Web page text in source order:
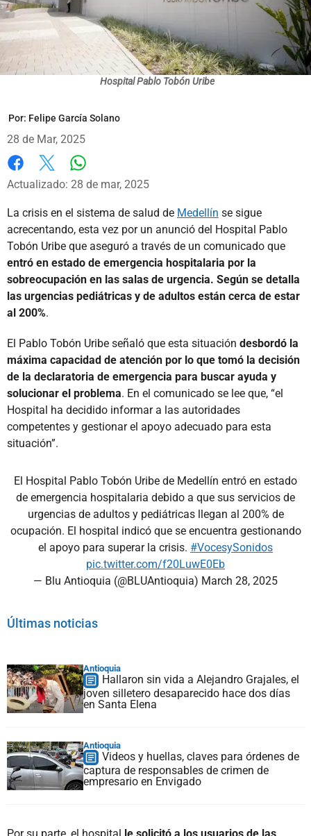
Hospital Pablo Tobón Uribe
Por: Felipe García Solano
28 de Mar, 2025
Facebook
X
Actualizado: 28 de mar, 2025
La crisis en el sistema de salud de Medellín se sigue
acrecentando, esta vez por un anunció del Hospital Pablo
Tobón Uribe que aseguró a través de un comunicado que
entró en estado de emergencia hospitalaria por la
sobreocupación en las salas de urgencia. Según se detalla
las urgencias pediátricas y de adultos están cerca de estar
al 200%.
El Pablo Tobón Uribe señaló que esta situación desbordó la
máxima capacidad de atención por lo que tomó la decisión
de la declaratoria de emergencia para buscar ayuda y
solucionar el problema. En el comunicado se lee que, “el
Hospital ha decidido informar a las autoridades
competentes y gestionar el apoyo adecuado para esta
situación”.
El Hospital Pablo Tobón Uribe de Medellín entró en estado
de emergencia hospitalaria debido a que sus servicios de
urgencias de adultos y pediátricas llegan al 200% de
ocupación. El hospital indicó que se encuentra gestionando
el apoyo para superar la crisis. #VocesySonidos
pic.twitter.com/f20LuwE0Eb
— Blu Antioquia (@BLUAntioquia) March 28, 2025
Últimas noticias
Antioquia
Hallaron sin vida a Alejandro Grajales, el
joven silletero desaparecido hace dos días
en Santa Elena
Antioquia
Videos y huellas, claves para órdenes de
captura de responsables de crimen de
empresario en Envigado
Por su parte, el hospital le solicitó a los usuarios de las